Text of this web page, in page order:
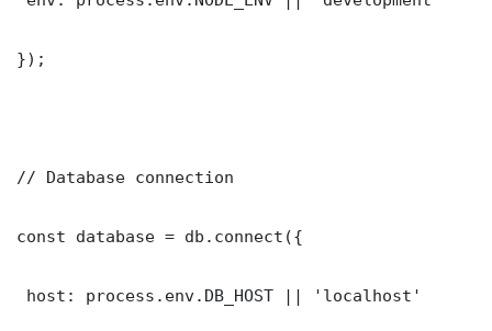
});
// Database connection
const database = db.connect({
host: process.env.DB_HOST || 'localhost'